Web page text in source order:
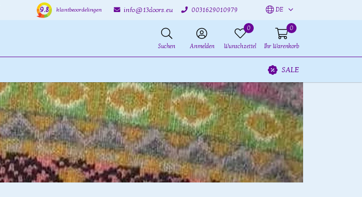
9.8 klantbeoordelingen info@13doors.eu 0031629010979 DE
Suchen Anmelden
0
Wunschzettel
0
Ihr Warenkorb
SALE